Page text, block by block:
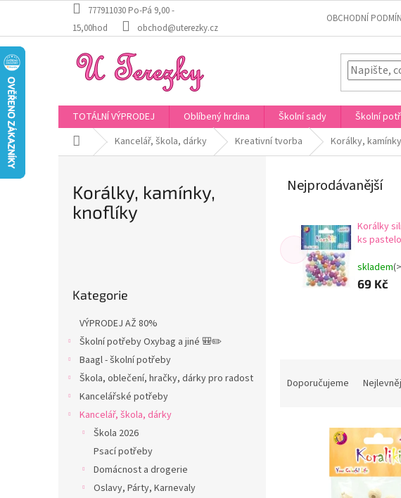
obsah
777911030 Po-Pá 9,00 -
15,00hod
obchod@uterezky.cz
OBCHODNÍ
TOTÁLNÍ VÝPRODEJ Oblíbený hrdina Školní sady Školní
Domů Kancelář, škola, dárky Kreativní tvorba Korálky,
Korálky, kamínky,
knoflíky
kategorie
Kategorie
VÝPRODEJ AŽ 80%
Školní potřeby Oxybag a jiné 🎒✏️
Baagl - školní potřeby
Škola, oblečení, hračky, dárky pro radost
Kancelářské potřeby
Kancelář, škola, dárky
Škola 2026
Psací potřeby
Domácnost a drogerie
Oslavy, Párty, Karnevaly
Nejprodávanější
Korálky
ks
skladem
69 Kč
Doporučujeme